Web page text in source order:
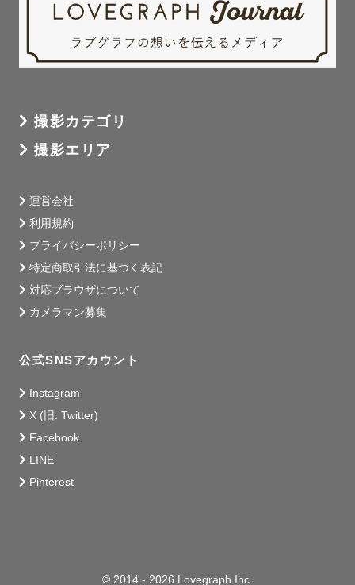
撮影カテゴリ
撮影エリア
運営会社
利用規約
プライバシーポリシー
特定商取引法に基づく表記
対応ブラウザについて
カメラマン募集
公式SNSアカウント
Instagram
X (旧: Twitter)
Facebook
LINE
Pinterest
© 2014 - 2026 Lovegraph Inc.